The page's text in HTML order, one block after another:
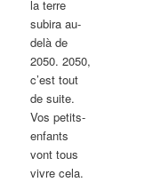
la terre
subira au-
delà de
2050. 2050,
c’est tout
de suite.
Vos petits-
enfants
vont tous
vivre cela.